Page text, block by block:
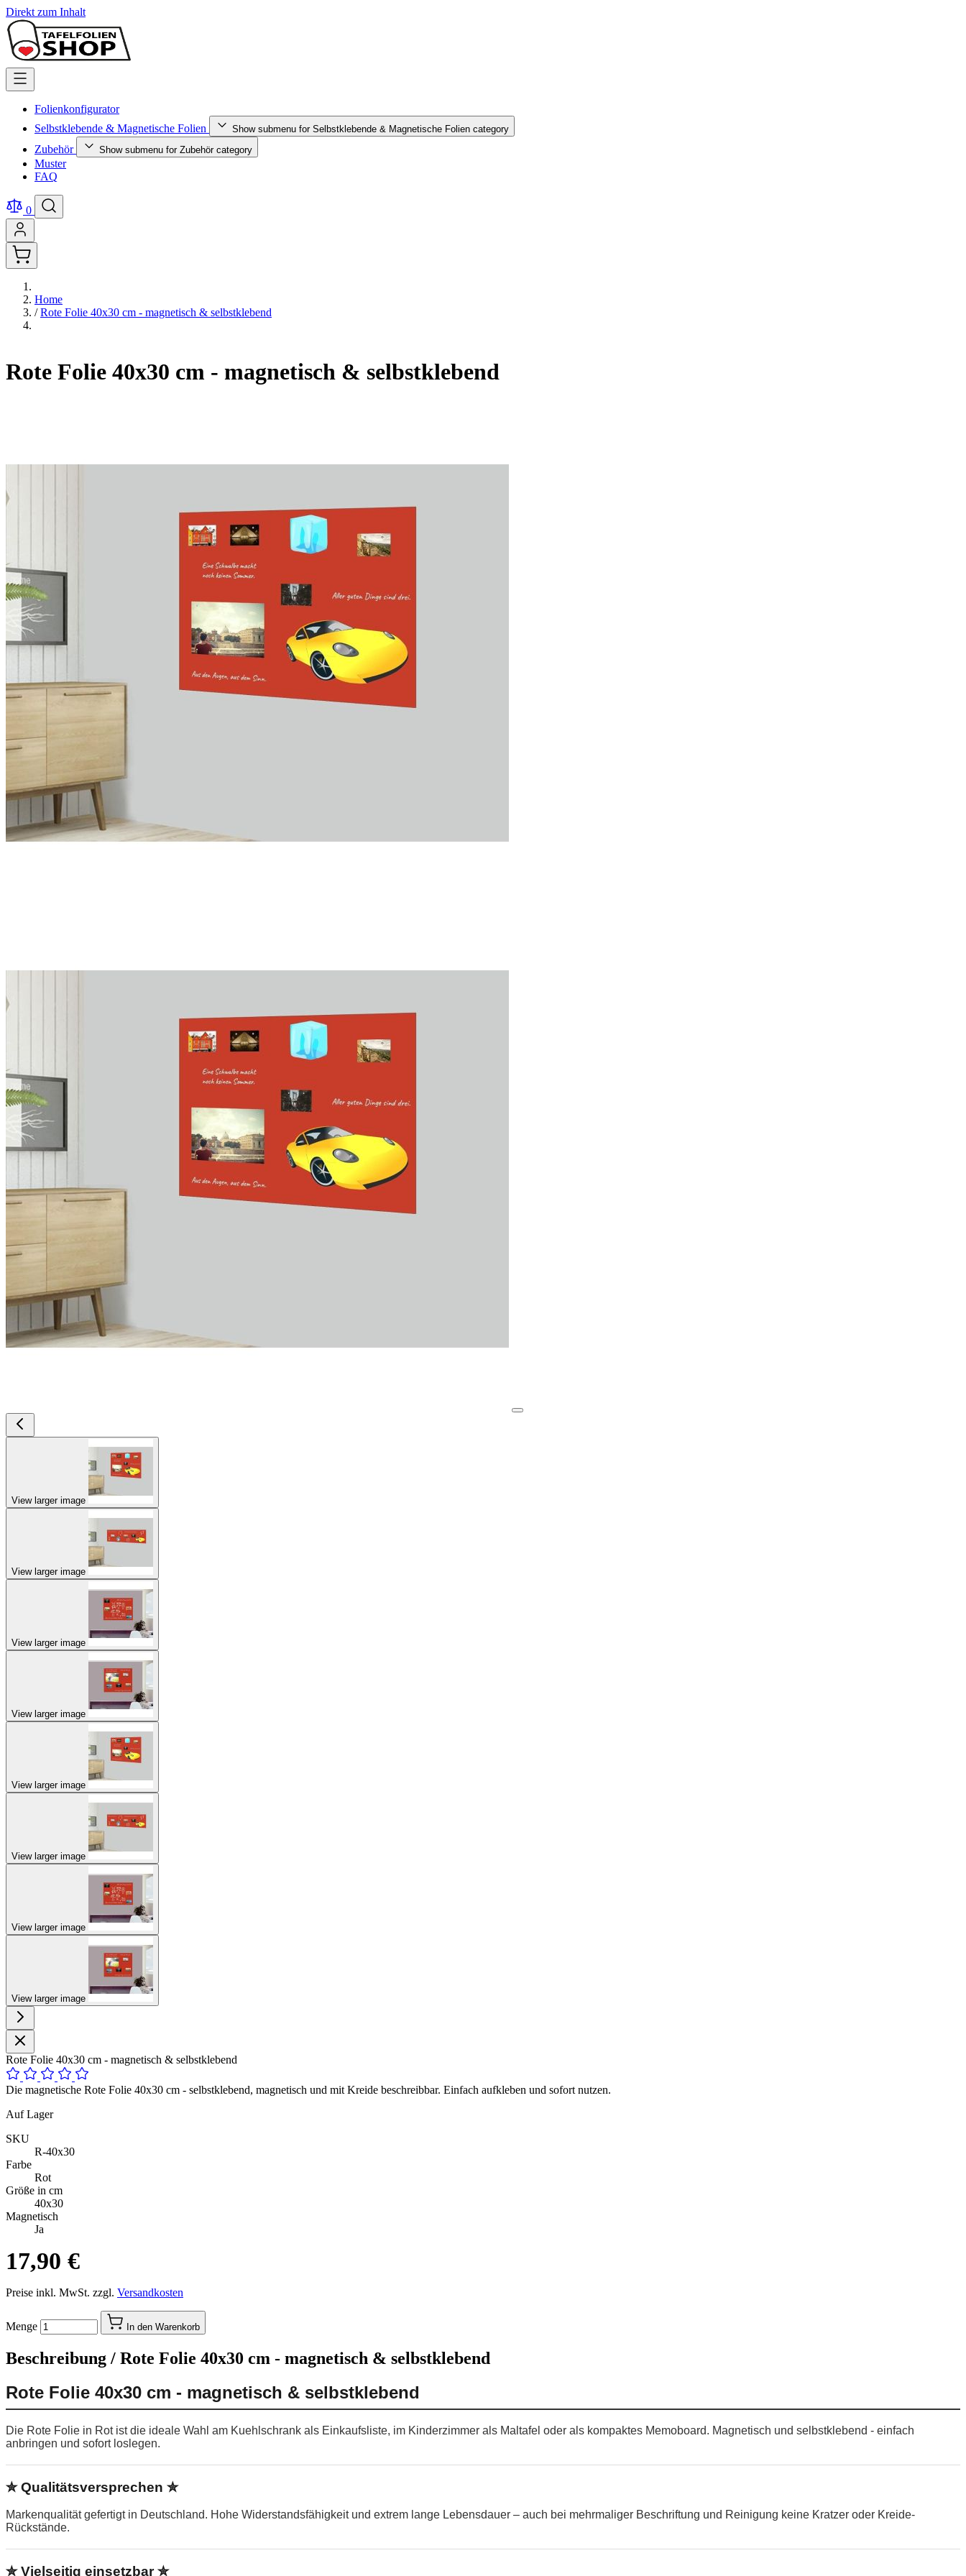
Direkt zum Inhalt
Folienkonfigurator
Selbstklebende & Magnetische Folien
Show submenu for Selbstklebende & Magnetische Folien category
Zubehör Show submenu for Zubehör category
Muster
FAQ
0
Home
/ Rote Folie 40x30 cm - magnetisch & selbstklebend
Rote Folie 40x30 cm - magnetisch & selbstklebend
View larger image
View larger image
View larger image
View larger image
View larger image
View larger image
View larger image
View larger image
Rote Folie 40x30 cm - magnetisch & selbstklebend
Die magnetische Rote Folie 40x30 cm - selbstklebend, magnetisch und mit Kreide beschreibbar. Einfach aufkleben und sofort nutzen.
Auf Lager
SKU
R-40x30
Farbe
Rot
Größe in cm
40x30
Magnetisch
Ja
17,90 €
Preise inkl. MwSt. zzgl. Versandkosten
Menge In den Warenkorb
Beschreibung / Rote Folie 40x30 cm - magnetisch & selbstklebend
Rote Folie 40x30 cm - magnetisch & selbstklebend
Die Rote Folie in Rot ist die ideale Wahl am Kuehlschrank als Einkaufsliste, im Kinderzimmer als Maltafel oder als kompaktes Memoboard. Magnetisch und selbstklebend - einfach
anbringen und sofort loslegen.
✮ Qualitätsversprechen ✮
Markenqualität gefertigt in Deutschland. Hohe Widerstandsfähigkeit und extrem lange Lebensdauer – auch bei mehrmaliger Beschriftung und Reinigung keine Kratzer oder Kreide-
Rückstände.
✮ Vielseitig einsetzbar ✮